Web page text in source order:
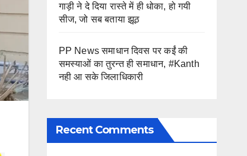
गाड़ी ने दे दिया रास्ते में ही धोका, हो गयी
सीज, जो सब बताया झूठ
PP News समाधान दिवस पर कईं की
समस्याओं का तुरन्त ही समाधान, #Kanth
नही आ सके जिलाधिकारी
Recent Comments